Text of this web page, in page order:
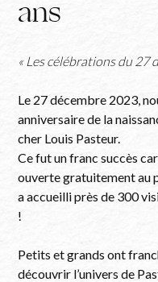
ans
« Les célébrations du 27
Le 27 décembre 2023,
anniversaire de la
cher Louis Pasteur.
Ce fut un franc succès
ouverte gratuitement au
a accueilli près de 300
!
Petits et grands ont
découvrir l’univers de